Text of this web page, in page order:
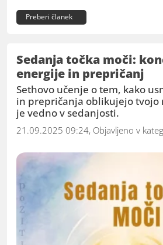
Preberi članek
Sedanja točka moči:
energije in prepričanj
Sethovo učenje o tem, kako
in prepričanja oblikujejo tvojo
je vedno v sedanjosti.
21.09.2025 09:24, Objavljeno v